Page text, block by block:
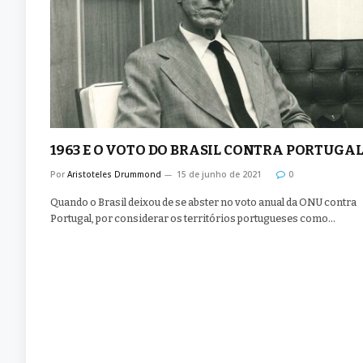
1963 E O VOTO DO BRASIL CONTRA PORTUGAL
Por Aristoteles Drummond 15 de junho de 2021 0
Quando o Brasil deixou de se abster no voto anual da ONU contra
Portugal, por considerar os territórios portugueses como…